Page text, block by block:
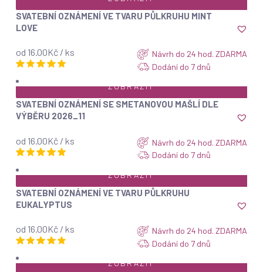
SVATEBNÍ OZNÁMENÍ VE TVARU PŮLKRUHU MINT
LOVE
od 16.00Kč / ks
Návrh do 24 hod. ZDARMA
Dodání do 7 dnů
ZOBRAZIT
SVATEBNÍ OZNÁMENÍ SE SMETANOVOU MAŠLÍ DLE
VÝBĚRU 2026_11
od 16.00Kč / ks
Návrh do 24 hod. ZDARMA
Dodání do 7 dnů
ZOBRAZIT
SVATEBNÍ OZNÁMENÍ VE TVARU PŮLKRUHU
EUKALYPTUS
od 16.00Kč / ks
Návrh do 24 hod. ZDARMA
Dodání do 7 dnů
ZOBRAZIT